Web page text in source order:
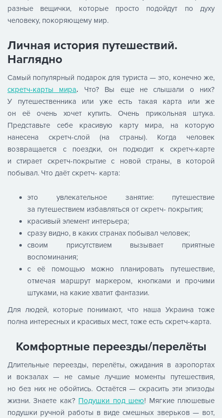
разные вещички, которые просто подойдут по духу
человеку, покоряющему мир.
Личная история путешествий.
Наглядно
Самый популярный подарок для туриста — это, конечно же,
скретч-карты мира. Что? Вы еще не слышали о них?
У путешественника или уже есть такая карта или же
он её очень хочет купить. Очень прикольная штука.
Представьте себе красивую карту мира, на которую
нанесена скретч-слой (на страны). Когда человек
возвращается с поездки, он подходит к скретч-карте
и стирает скретч-покрытие с новой страны, в которой
побывал. Что даёт скретч- карта:
это увлекательное занятие: путешествие
за путешествием избавляться от скретч- покрытия;
красивый элемент интерьера;
сразу видно, в каких странах побывал человек;
своим присутствием вызывает приятные
воспоминания;
с её помощью можно планировать путешествие,
отмечая маршрут маркером, кнопками и прочими
штуками, на какие хватит фантазии.
Для людей, которые понимают, что наша Украина тоже
полна интересных и красивых мест, тоже есть скретч-карта.
Комфортные переезды/перелёты
Длительные переезды, перелёты, ожидания в аэропортах
и вокзалах — не самые лучшие моменты путешествия,
но без них не обойтись. Остаётся — скрасить эти эпизоды
жизни. Знаете как? Подушки под шею! Мягкие плюшевые
подушки ручной работы в виде смешных зверьков — вот,